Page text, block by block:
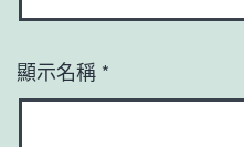
顯示名稱 *